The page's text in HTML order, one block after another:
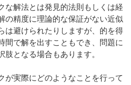
な解法とは発見的法則もしくは経
の精度に理論的な保証がない近似
は避けられたりしますが、的を得
間で解を出すこともでき、問題に
肢となる場合もあります。
が実際にどのようなことを行って